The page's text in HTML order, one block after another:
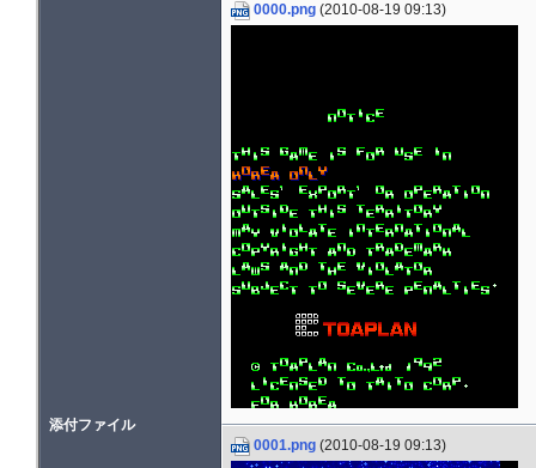
添付ファイル
0000.png (2010-08-19 09:13)
0001.png (2010-08-19 09:13)